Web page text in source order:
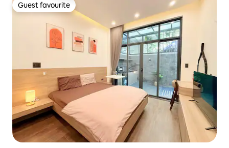
Guest favourite
Guest favourite